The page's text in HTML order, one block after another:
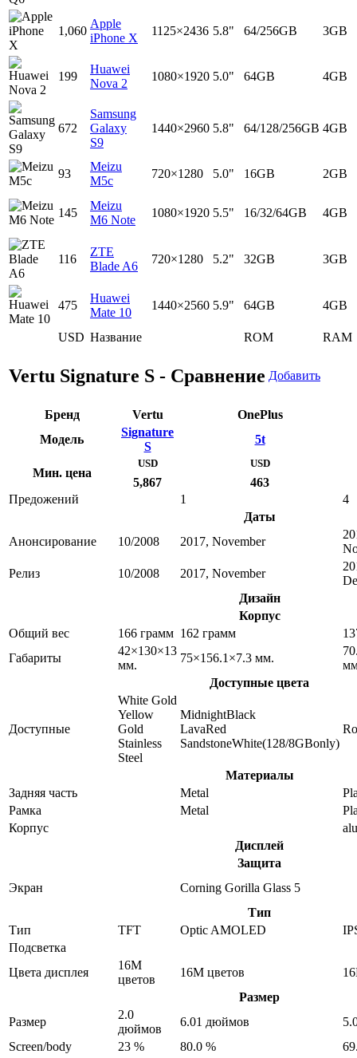
USD Название ROM RAM
1,060
Apple
iPhone X
1125×2436 5.8" 64/256GB 3GB
199
Huawei
Nova 2
1080×1920 5.0" 64GB 4GB
672
Samsung
Galaxy
S9
1440×2960 5.8" 64/128/256GB 4GB
93
Meizu
M5c
720×1280 5.0" 16GB 2GB
145
Meizu
M6 Note
1080×1920 5.5" 16/32/64GB 4GB
116
ZTE
Blade A6
720×1280 5.2" 32GB 3GB
475
Huawei
Mate 10
1440×2560 5.9" 64GB 4GB
Vertu Signature S - Сравнение Добавить
Бренд Vertu
OnePlus
Модель
Signature
S
5t
Мин. цена
USD
5,867
USD
463
Предожений
1
4
Даты
Анонсирование
10/2008 2017, November
Релиз
10/2008 2017, November
Дизайн
Корпус
Общий вес
166 грамм 162 грамм
Габариты
42×130×13
мм.
75×156.1×7.3 мм.
Доступные цвета
Доступные
White Gold
Yellow
Gold
Stainless
Steel
MidnightBlack
LavaRed
SandstoneWhite(128/8GBonly)
Материалы
Задняя часть
Metal
Рамка
Metal
Корпус
Дисплей
Защита
Экран
Corning Gorilla Glass 5
Тип
Тип
TFT Optic AMOLED
Подсветка
Цвета дисплея
16M
цветов
16M цветов
Размер
Размер
2.0
дюймов
6.01 дюймов
Screen/body
23 % 80.0 %